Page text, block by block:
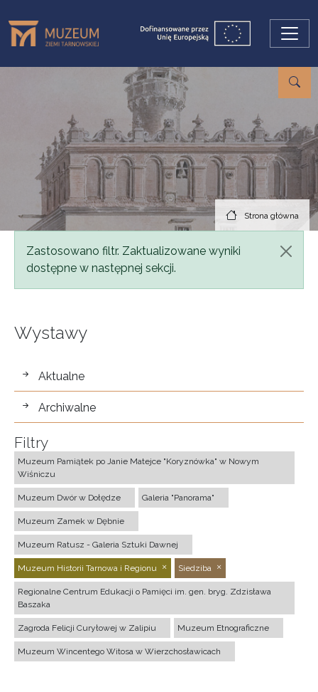
Strona główna
Komunikat
Zastosowano filtr. Zaktualizowane wyniki
dostępne w następnej sekcji.
Wystawy
wystawy
Aktualne
Archiwalne
Filtry
Muzeum Pamiątek po Janie Matejce "Koryznówka" w Nowym
Wiśniczu
Muzeum Dwór w Dołędze Galeria "Panorama"
Muzeum Zamek w Dębnie
Muzeum Ratusz - Galeria Sztuki Dawnej
Muzeum Historii Tarnowa i Regionu Siedziba
Regionalne Centrum Edukacji o Pamięci im. gen. bryg. Zdzisława
Baszaka
Zagroda Felicji Curyłowej w Zalipiu Muzeum Etnograficzne
Muzeum Wincentego Witosa w Wierzchosławicach